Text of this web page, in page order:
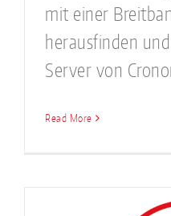
mit einer
herausfinden
Server von
Read More